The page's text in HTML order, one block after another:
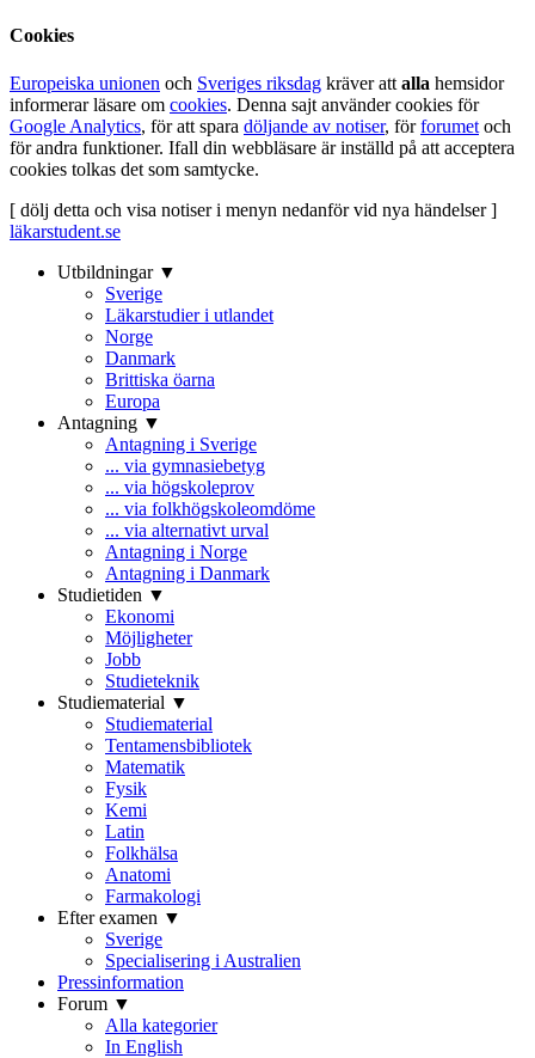
Cookies
Europeiska unionen och Sveriges riksdag kräver att alla hemsidor
informerar läsare om cookies. Denna sajt använder cookies för
Google Analytics, för att spara döljande av notiser, förforumet och
för andra funktioner. Ifall din webbläsare är inställd på att acceptera
cookies tolkas det som samtycke.
[ dölj detta och visa notiser i menyn nedanför vid nya händelser ]
läkarstudent.se
Utbildningar ▼
Sverige
Läkarstudier i utlandet
Norge
Danmark
Brittiska öarna
Europa
Antagning ▼
Antagning i Sverige
... via gymnasiebetyg
... via högskoleprov
... via folkhögskoleomdöme
... via alternativt urval
Antagning i Norge
Antagning i Danmark
Studietiden ▼
Ekonomi
Möjligheter
Jobb
Studieteknik
Studiematerial ▼
Studiematerial
Tentamensbibliotek
Matematik
Fysik
Kemi
Latin
Folkhälsa
Anatomi
Farmakologi
Efter examen ▼
Sverige
Specialisering i Australien
Pressinformation
Forum ▼
Alla kategorier
In English